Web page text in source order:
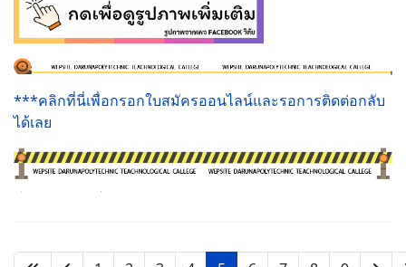
***คลิกที่นี่เพื่อกรอกใบสมัครออนไลน์และรอการติดต่อกลับ
ได้เลย